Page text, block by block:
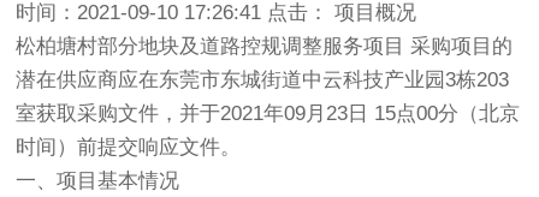
时间：2021-09-10 17:26:41 点击： 项目概况
松柏塘村部分地块及道路控规调整服务项目 采购项目的
潜在供应商应在东莞市东城街道中云科技产业园3栋203
室获取采购文件，并于2021年09月23日 15点00分（北京
时间）前提交响应文件。
一、项目基本情况